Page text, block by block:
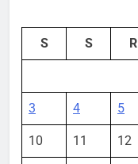
S S R
3 4 5
10 11 12